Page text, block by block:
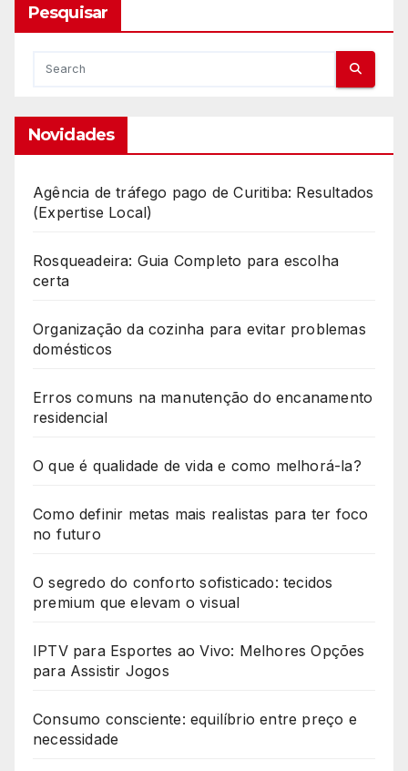
Pesquisar
Novidades
Agência de tráfego pago de Curitiba: Resultados
(Expertise Local)
Rosqueadeira: Guia Completo para escolha
certa
Organização da cozinha para evitar problemas
domésticos
Erros comuns na manutenção do encanamento
residencial
O que é qualidade de vida e como melhorá-la?
Como definir metas mais realistas para ter foco
no futuro
O segredo do conforto sofisticado: tecidos
premium que elevam o visual
IPTV para Esportes ao Vivo: Melhores Opções
para Assistir Jogos
Consumo consciente: equilíbrio entre preço e
necessidade